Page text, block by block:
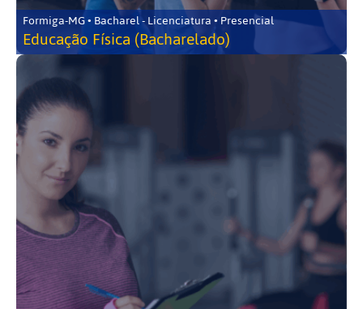
Formiga-MG • Bacharel - Licenciatura • Presencial
Educação Física (Bacharelado)